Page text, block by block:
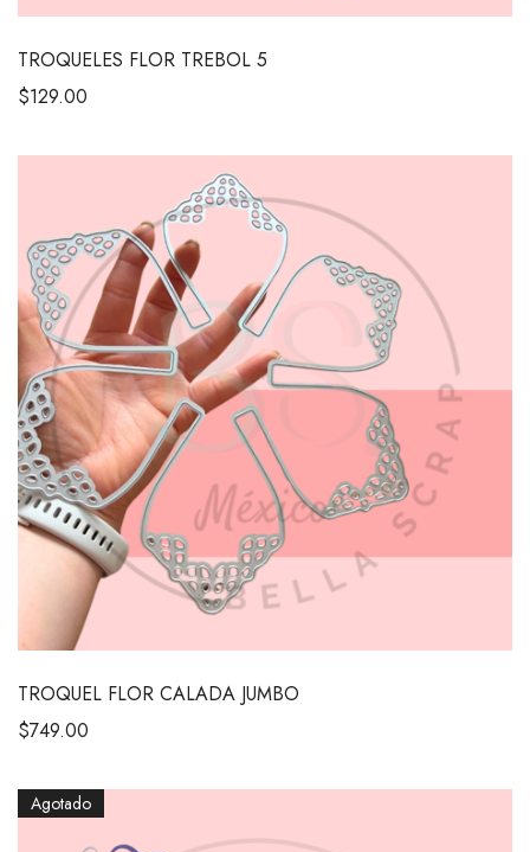
TROQUELES FLOR TREBOL 5
$129.00
TROQUEL FLOR CALADA JUMBO
$749.00
Agotado